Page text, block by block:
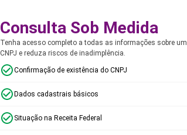
Consulta Sob Medida
Tenha acesso completo a todas as informações sobre um
CNPJ e reduza riscos de inadimplência.
Confirmação de existência do CNPJ
Dados cadastrais básicos
Situação na Receita Federal